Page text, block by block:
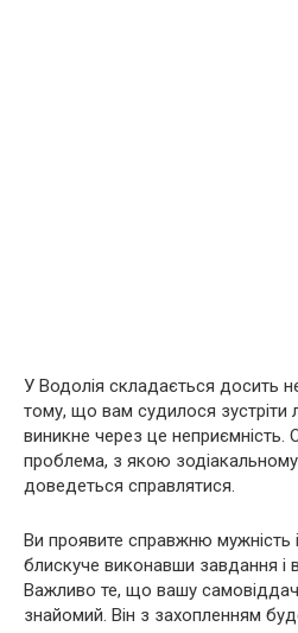
У Водолія складається досить
тому, що вам судилося
виникне через це неприємність.
проблема, з якою
доведеться справлятися.
Ви проявите справжню мужність і
блискуче виконавши завдання і
Важливо те, що вашу
знайомий. Він з захопленням